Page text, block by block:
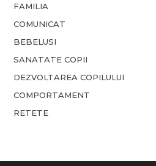
FAMILIA
COMUNICAT
BEBELUSI
SANATATE COPII
DEZVOLTAREA COPILULUI
COMPORTAMENT
RETETE